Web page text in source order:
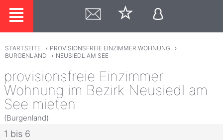
STARTSEITE › PROVISIONSFREIE EINZIMMER WOHNUNG
›
BURGENLAND
› NEUSIEDL AM SEE
provisionsfreie Einzimmer
Wohnung im Bezirk Neusiedl am
See mieten
(Burgenland)
1 bis 6